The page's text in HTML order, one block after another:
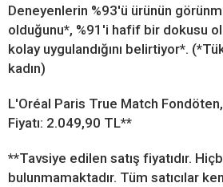
Deneyenlerin %93'ü ürünün
olduğunu*, %91'i hafif bir dokusu
kolay uygulandığını belirtiyor*.
kadın)
L'Oréal Paris True Match
Fiyatı: 2.049,90 TL**
**Tavsiye edilen satış fiyatıdır.
bulunmamaktadır. Tüm satıcılar